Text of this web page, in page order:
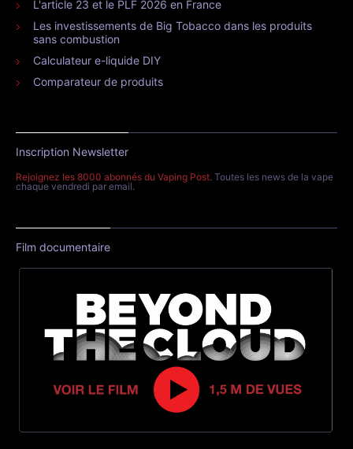
L'article 23 et le PLF 2026 en France
Les investissements de Big Tobacco dans les produits
sans combustion
Calculateur e-liquide DIY
Comparateur de produits
Inscription Newsletter
Rejoignez les 8000 abonnés du Vaping Post. Toutes les news de la vape
chaque vendredi par email.
Film documentaire